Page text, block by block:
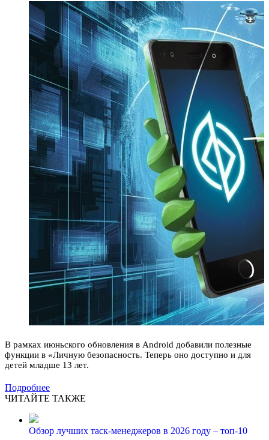
В рамках июньского обновления в Android добавили полезные
функции в «Личную безопасность. Теперь оно доступно и для
детей младше 13 лет.
Подробнее
ЧИТАЙТЕ ТАКЖЕ
Обзор лучших таск-менеджеров в 2026 году – топ-10